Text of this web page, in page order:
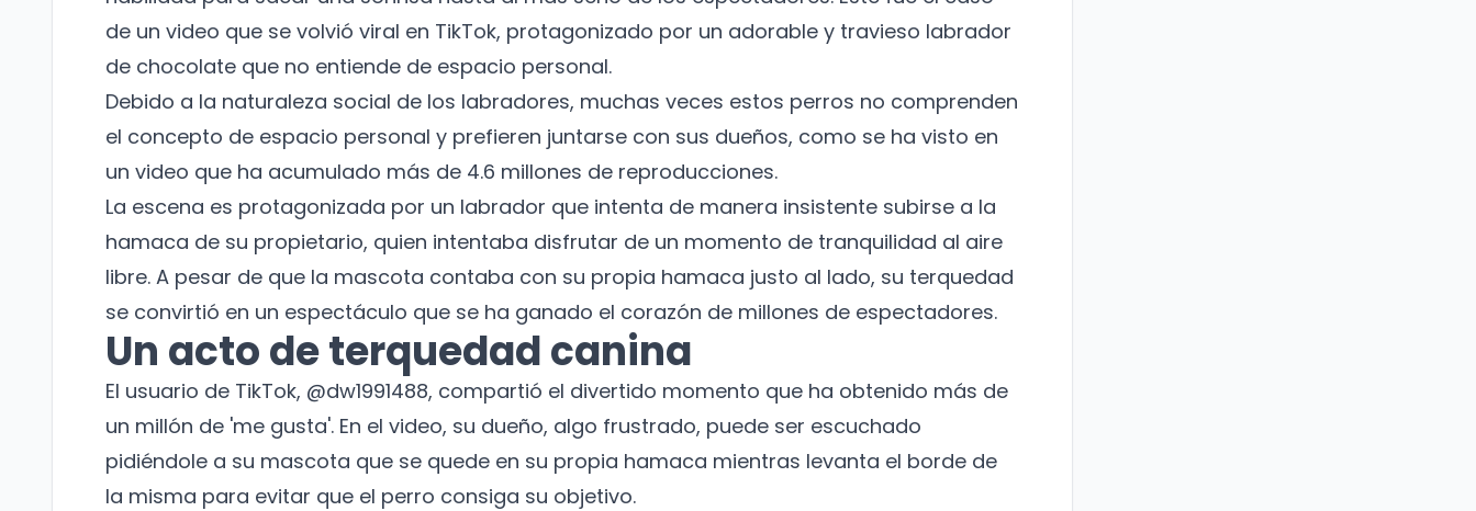
de un video que se volvió viral en TikTok, protagonizado por un adorable y travieso labrador
de chocolate que no entiende de espacio personal.
Debido a la naturaleza social de los labradores, muchas veces estos perros no comprenden
el concepto de espacio personal y prefieren juntarse con sus dueños, como se ha visto en
un video que ha acumulado más de 4.6 millones de reproducciones.
La escena es protagonizada por un labrador que intenta de manera insistente subirse a la
hamaca de su propietario, quien intentaba disfrutar de un momento de tranquilidad al aire
libre. A pesar de que la mascota contaba con su propia hamaca justo al lado, su terquedad
se convirtió en un espectáculo que se ha ganado el corazón de millones de espectadores.
Un acto de terquedad canina
El usuario de TikTok, @dw1991488, compartió el divertido momento que ha obtenido más de
un millón de 'me gusta'. En el video, su dueño, algo frustrado, puede ser escuchado
pidiéndole a su mascota que se quede en su propia hamaca mientras levanta el borde de
la misma para evitar que el perro consiga su objetivo.